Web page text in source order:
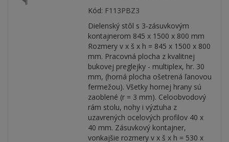
Kód: F113PBZ3
Dielenský stôl s 3-zásuvkovým
kontajnerom 845 x 1500 x 800 mm
Rozmery v x š x h = 845 x 1500 x 800
mm. Pracovná plocha z kvalitnej
bukovej preglejky - multiplex, hr. 30
mm, (horná plocha ošetrená ľanovou
fermežou). Všetky hornej hrany sú
zaoblené (r = 3 mm). Celoobvodový
rám stolu, nohy i výztuha z
uzavrených ocelových profilov 40 x
40 mm. Zásuvkový kontajner,
vonkajšie rozmery v x š x h = 530 x